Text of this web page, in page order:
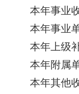
本年事业
本年事业
本年上级
本年附属
本年其他